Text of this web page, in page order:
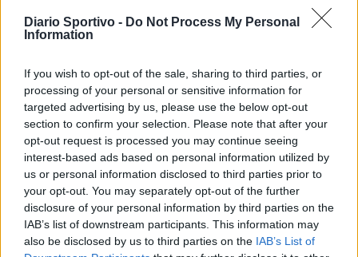
Diario Sportivo - Do Not Process My Personal
Information
If you wish to opt-out of the sale, sharing to third parties, or
processing of your personal or sensitive information for
targeted advertising by us, please use the below opt-out
section to confirm your selection. Please note that after your
opt-out request is processed you may continue seeing
interest-based ads based on personal information utilized by
us or personal information disclosed to third parties prior to
your opt-out. You may separately opt-out of the further
disclosure of your personal information by third parties on the
IAB’s list of downstream participants. This information may
also be disclosed by us to third parties on the IAB’s List of
Il Buddusò in mani sicure con Mario Fadda, il
Monte Alma riparte da Ivano Falchi
Le 5 sarde ancora nel girone G con 8 squadre
laziali, 4 campane e la novità dei molisani del
Venafro
6 Ago 2026
Anche il Fasano out e le ammissioni salgono
a sei, l'Ilva è la prima società tra le non
ripescate
5 Ago 2026
Il Selargius rinforza il centrocampo con